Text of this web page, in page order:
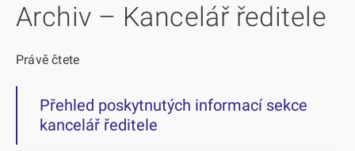
Archiv – Kancelář ředitele
Právě čtete
Přehled poskytnutých informací sekce
kancelář ředitele